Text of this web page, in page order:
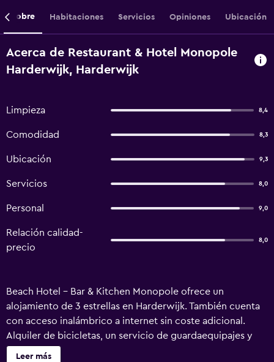
Sobre Habitaciones Servicios Opiniones Ubicación
Acerca de Restaurant & Hotel Monopole
Harderwijk, Harderwijk
Limpieza 8,4
Comodidad 8,3
Ubicación 9,3
Servicios 8,0
Personal 9,0
Relación calidad-
precio
8,0
Beach Hotel - Bar & Kitchen Monopole ofrece un
alojamiento de 3 estrellas en Harderwijk. También cuenta
con acceso inalámbrico a internet sin coste adicional.
Alquiler de bicicletas, un servicio de guardaequipajes y
servicio de niñera son solo algunos de los servicios que
Leer más